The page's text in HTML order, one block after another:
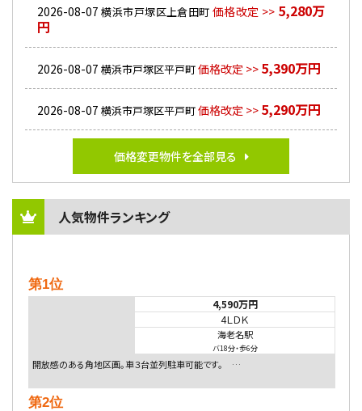
2026-08-07 横浜市戸塚区上倉田町 価格改定 >> 5,280万
円
2026-08-07 横浜市戸塚区平戸町価格改定 >> 5,390万円
2026-08-07 横浜市戸塚区平戸町価格改定 >> 5,290万円
価格変更物件を全部見る
人気物件ランキング
第1位
4,590万円
4ＬＤＫ
海老名駅
バ18分・歩6分
開放感のある角地区画。車３台並列駐車可能です。 …
第2位